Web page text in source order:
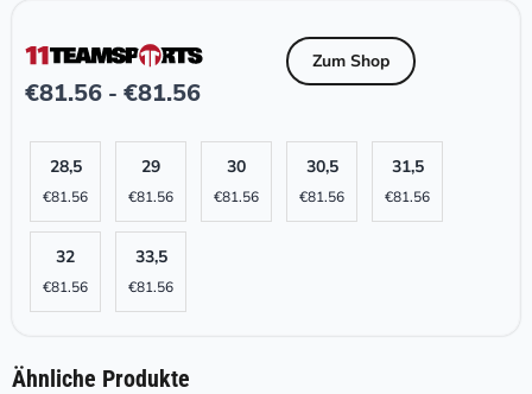
€81.56 - €81.56
Zum Shop
28,5
€81.56
29
€81.56
30
€81.56
30,5
€81.56
31,5
€81.56
32
€81.56
33,5
€81.56
Ähnliche Produkte